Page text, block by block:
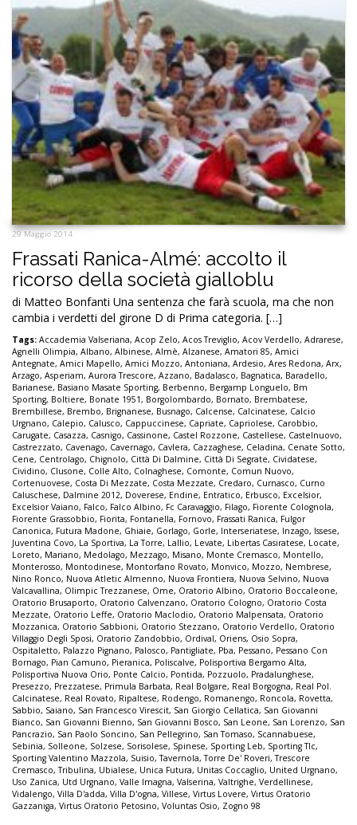
29 Maggio 2014
Frassati Ranica-Almé: accolto il
ricorso della società gialloblu
di Matteo Bonfanti Una sentenza che farà scuola, ma che non
cambia i verdetti del girone D di Prima categoria. […]
Tags: Accademia Valseriana, Acop Zelo, Acos Treviglio, Acov Verdello, Adrarese,
Agnelli Olimpia, Albano, Albinese, Almè, Alzanese, Amatori 85, Amici
Antegnate, Amici Mapello, Amici Mozzo, Antoniana, Ardesio, Ares Redona, Arx,
Arzago, Asperiam, Aurora Trescore, Azzano, Badalasco, Bagnatica, Baradello,
Barianese, Basiano Masate Sporting, Berbenno, Bergamp Longuelo, Bm
Sporting, Boltiere, Bonate 1951, Borgolombardo, Bornato, Brembatese,
Brembillese, Brembo, Brignanese, Busnago, Calcense, Calcinatese, Calcio
Urgnano, Calepio, Calusco, Cappuccinese, Capriate, Capriolese, Carobbio,
Carugate, Casazza, Casnigo, Cassinone, Castel Rozzone, Castellese, Castelnuovo,
Castrezzato, Cavenago, Cavernago, Cavlera, Cazzaghese, Celadina, Cenate Sotto,
Cene, Centrolago, Chignolo, Città Di Dalmine, Città Di Segrate, Cividatese,
Cividino, Clusone, Colle Alto, Colnaghese, Comonte, Comun Nuovo,
Cortenuovese, Costa Di Mezzate, Costa Mezzate, Credaro, Curnasco, Curno
Caluschese, Dalmine 2012, Doverese, Endine, Entratico, Erbusco, Excelsior,
Excelsior Vaiano, Falco, Falco Albino, Fc Caravaggio, Filago, Fiorente Colognola,
Fiorente Grassobbio, Fiorita, Fontanella, Fornovo, Frassati Ranica, Fulgor
Canonica, Futura Madone, Ghiaie, Gorlago, Gorle, Interseriatese, Inzago, Issese,
Juventina Covo, La Sportiva, La Torre, Lallio, Levate, Libertas Casiratese, Locate,
Loreto, Mariano, Medolago, Mezzago, Misano, Monte Cremasco, Montello,
Monterosso, Montodinese, Montorfano Rovato, Monvico, Mozzo, Nembrese,
Nino Ronco, Nuova Atletic Almenno, Nuova Frontiera, Nuova Selvino, Nuova
Valcavallina, Olimpic Trezzanese, Ome, Oratorio Albino, Oratorio Boccaleone,
Oratorio Brusaporto, Oratorio Calvenzano, Oratorio Cologno, Oratorio Costa
Mezzate, Oratorio Leffe, Oratorio Maclodio, Oratorio Malpensata, Oratorio
Mozzanica, Oratorio Sabbioni, Oratorio Stezzano, Oratorio Verdello, Oratorio
Villaggio Degli Sposi, Oratorio Zandobbio, Ordival, Oriens, Osio Sopra,
Ospitaletto, Palazzo Pignano, Palosco, Pantigliate, Pba, Pessano, Pessano Con
Bornago, Pian Camuno, Pieranica, Poliscalve, Polisportiva Bergamo Alta,
Polisportiva Nuova Orio, Ponte Calcio, Pontida, Pozzuolo, Pradalunghese,
Presezzo, Prezzatese, Primula Barbata, Real Bolgare, Real Borgogna, Real Pol.
Calcinatese, Real Rovato, Ripaltese, Rodengo, Romanengo, Roncola, Rovetta,
Sabbio, Saiano, San Francesco Virescit, San Giorgio Cellatica, San Giovanni
Bianco, San Giovanni Bienno, San Giovanni Bosco, San Leone, San Lorenzo, San
Pancrazio, San Paolo Soncino, San Pellegrino, San Tomaso, Scannabuese,
Sebinia, Solleone, Solzese, Sorisolese, Spinese, Sporting Leb, Sporting Tlc,
Sporting Valentino Mazzola, Suisio,Tavernola,Torre De' Roveri,Trescore
Cremasco,Tribulina, Ubialese, Unica Futura, Unitas Coccaglio, United Urgnano,
Uso Zanica, Utd Urgnano, Valle Imagna, Valserina, Valtrighe, Verdellinese,
Vidalengo, Villa D'adda, Villa D'ogna, Villese, Virtus Lovere, Virtus Oratorio
Gazzaniga, Virtus Oratorio Petosino, Voluntas Osio, Zogno 98